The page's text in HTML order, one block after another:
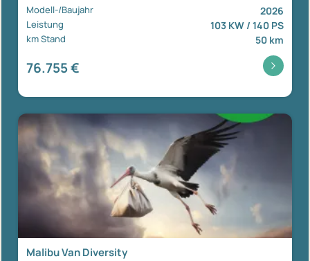
Modell-/Baujahr 2026
Leistung 103 KW / 140 PS
km Stand 50 km
76.755 €
Malibu Van Diversity